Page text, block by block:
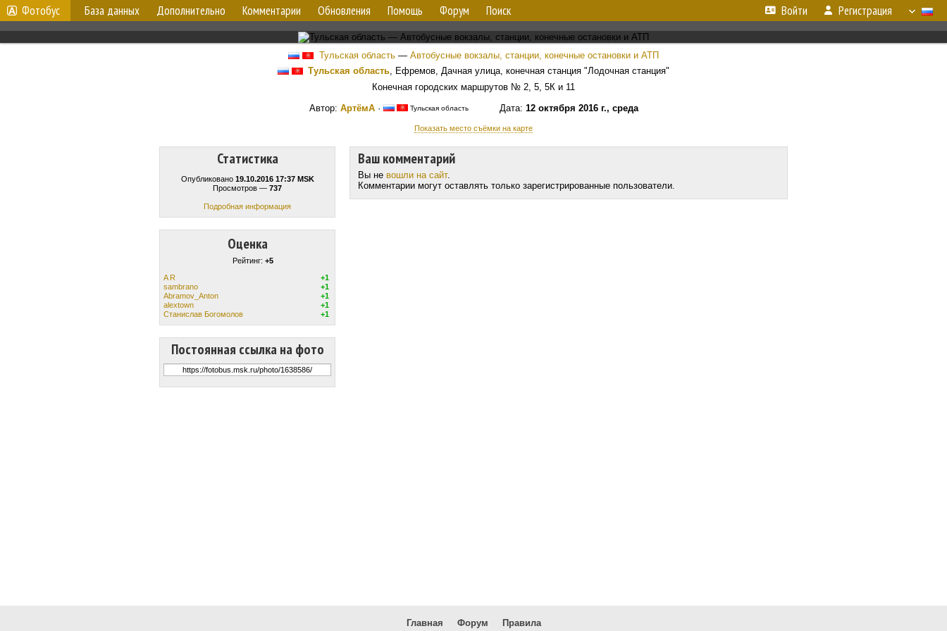
Фотобус База данных Дополнительно Комментарии Обновления Помощь Форум Поиск Войти Регистрация
Тульская область — Автобусные вокзалы, станции, конечные остановки и АТП
Тульская область, Ефремов, Дачная улица, конечная станция "Лодочная станция"
Конечная городских маршрутов № 2, 5, 5К и 11
Автор: АртёмА· Тульская областьДата: 12 октября 2016 г., среда
Показать место съёмки на карте
Статистика
Опубликовано 19.10.2016 17:37 MSK
Просмотров — 737
Подробная информация
Оценка
Рейтинг: +5
A R
+1
sambrano
+1
Abramov_Anton
+1
alextown
+1
Станислав Богомолов
+1
Постоянная ссылка на фото
Ваш комментарий
Вы не вошли на сайт.
Комментарии могут оставлять только зарегистрированные пользователи.
Главная Форум Правила